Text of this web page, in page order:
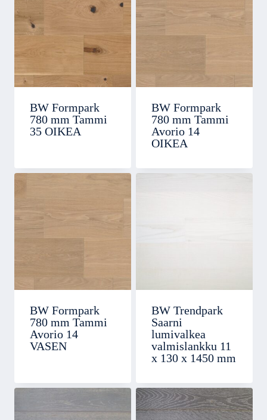
BW Formpark
780 mm Tammi
35 OIKEA
BW Formpark
780 mm Tammi
Avorio 14
OIKEA
BW Formpark
780 mm Tammi
Avorio 14
VASEN
BW Trendpark
Saarni
lumivalkea
valmislankku 11
x 130 x 1450 mm